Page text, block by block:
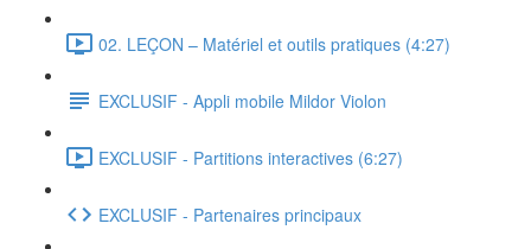
02. LEÇON – Matériel et outils pratiques (4:27)
EXCLUSIF - Appli mobile Mildor Violon
EXCLUSIF - Partitions interactives (6:27)
EXCLUSIF - Partenaires principaux